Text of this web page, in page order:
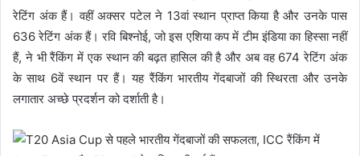
रेटिंग अंक हैं। वहीं अक्सर पटेल ने 13वां स्थान प्राप्त किया है और उनके पास
636 रेटिंग अंक हैं। रवि बिश्नोई, जो इस एशिया कप में टीम इंडिया का हिस्सा नहीं
हैं, ने भी रैंकिंग में एक स्थान की बढ़त हासिल की है और अब वह 674 रेटिंग अंक
के साथ 6वें स्थान पर हैं। यह रैंकिंग भारतीय गेंदबाजों की स्थिरता और उनके
लगातार अच्छे प्रदर्शन को दर्शाती है।